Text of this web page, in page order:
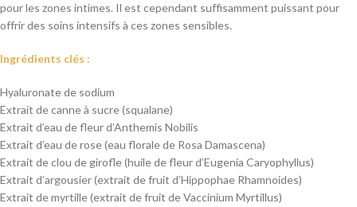
pour les zones intimes. Il est cependant suffisamment puissant pour
offrir des soins intensifs à ces zones sensibles.
Ingrédients clés :
Hyaluronate de sodium
Extrait de canne à sucre (squalane)
Extrait d’eau de fleur d’Anthemis Nobilis
Extrait d’eau de rose (eau florale de Rosa Damascena)
Extrait de clou de girofle (huile de fleur d’Eugenia Caryophyllus)
Extrait d’argousier (extrait de fruit d’Hippophae Rhamnoides)
Extrait de myrtille (extrait de fruit de Vaccinium Myrtillus)